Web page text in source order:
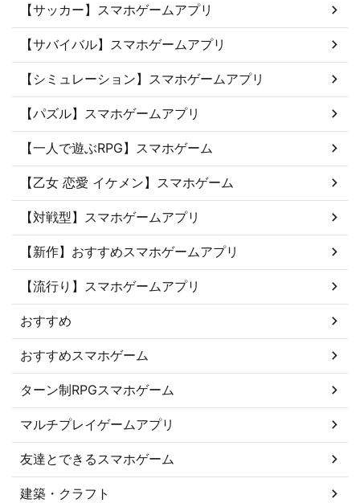
【サッカー】スマホゲームアプリ
【サバイバル】スマホゲームアプリ
【シミュレーション】スマホゲームアプリ
【パズル】スマホゲームアプリ
【一人で遊ぶRPG】スマホゲーム
【乙女 恋愛 イケメン】スマホゲーム
【対戦型】スマホゲームアプリ
【新作】おすすめスマホゲームアプリ
【流行り】スマホゲームアプリ
おすすめ
おすすめスマホゲーム
ターン制RPGスマホゲーム
マルチプレイゲームアプリ
友達とできるスマホゲーム
建築・クラフト